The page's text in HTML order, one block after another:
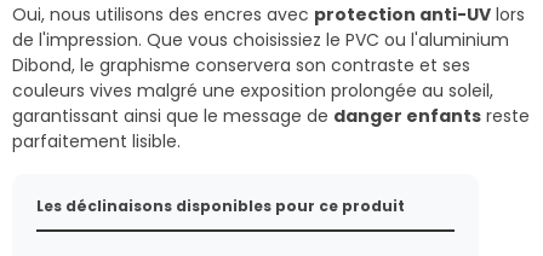
Oui, nous utilisons des encres avec protection anti-UV lors
de l'impression. Que vous choisissiez le PVC ou l'aluminium
Dibond, le graphisme conservera son contraste et ses
couleurs vives malgré une exposition prolongée au soleil,
garantissant ainsi que le message de danger enfants reste
parfaitement lisible.
Les déclinaisons disponibles pour ce produit